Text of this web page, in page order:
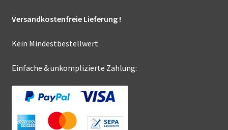
Versandkostenfreie Lieferung !
Kein Mindestbestellwert
Einfache & unkomplizierte Zahlung: